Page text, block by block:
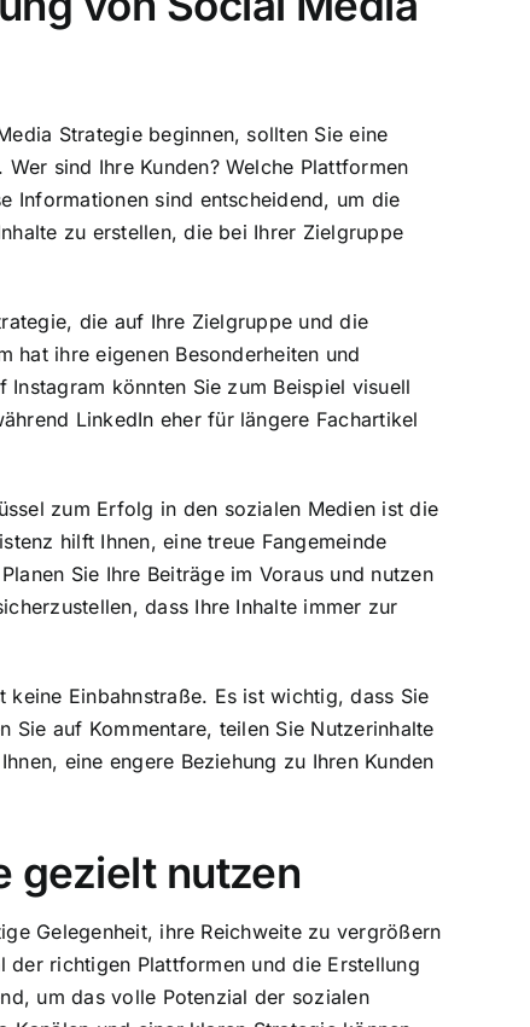
Strategie beginnen, sollten Sie eine
sind Ihre Kunden? Welche Plattformen
Informationen sind entscheidend, um die
zu erstellen, die bei Ihrer Zielgruppe
die auf Ihre Zielgruppe und die
hat ihre eigenen Besonderheiten und
könnten Sie zum Beispiel visuell
LinkedIn eher für längere Fachartikel
zum Erfolg in den sozialen Medien ist die
hilft Ihnen, eine treue Fangemeinde
Sie Ihre Beiträge im Voraus und nutzen
dass Ihre Inhalte immer zur
keine Einbahnstraße. Es ist wichtig, dass Sie
auf Kommentare, teilen Sie Nutzerinhalte
eine engere Beziehung zu Ihren Kunden
gezielt nutzen
Gelegenheit, ihre Reichweite zu vergrößern
der richtigen Plattformen und die Erstellung
um das volle Potenzial der sozialen